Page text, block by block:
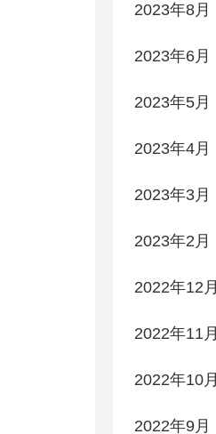
2023年8月
2023年6月
2023年5月
2023年4月
2023年3月
2023年2月
2022年12月
2022年11月
2022年10月
2022年9月